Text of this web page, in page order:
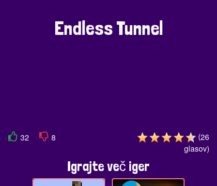
Endless Tunnel
32 8 (26
glasov)
Igrajte več iger